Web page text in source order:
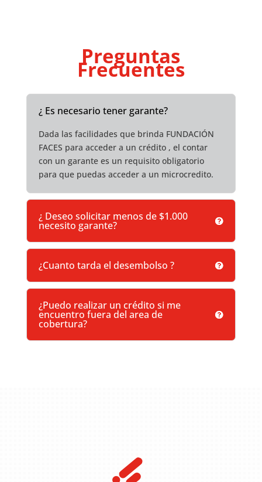
Preguntas
Frecuentes
¿ Es necesario tener garante?
Dada las facilidades que brinda FUNDACIÓN
FACES para acceder a un crédito , el contar
con un garante es un requisito obligatorio
para que puedas acceder a un microcredito.
¿ Deseo solicitar menos de $1.000
necesito garante?
¿Cuanto tarda el desembolso ?
¿Puedo realizar un crédito si me
encuentro fuera del area de
cobertura?